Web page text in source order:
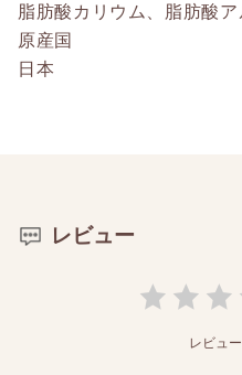
脂肪酸カリウム、脂肪酸
原産国
日本
レビュー
レビュ